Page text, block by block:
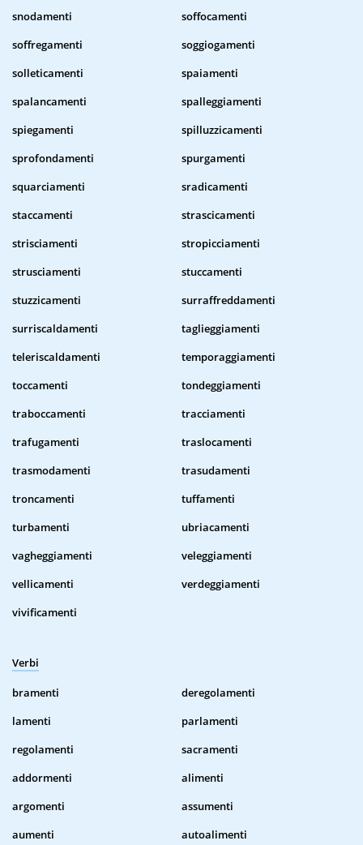
snodamenti
soffocamenti
soffregamenti
soggiogamenti
solleticamenti
spaiamenti
spalancamenti
spalleggiamenti
spiegamenti
spilluzzicamenti
sprofondamenti
spurgamenti
squarciamenti
sradicamenti
staccamenti
strascicamenti
strisciamenti
stropicciamenti
strusciamenti
stuccamenti
stuzzicamenti
surraffreddamenti
surriscaldamenti
taglieggiamenti
teleriscaldamenti
temporaggiamenti
toccamenti
tondeggiamenti
traboccamenti
tracciamenti
trafugamenti
traslocamenti
trasmodamenti
trasudamenti
troncamenti
tuffamenti
turbamenti
ubriacamenti
vagheggiamenti
veleggiamenti
vellicamenti
verdeggiamenti
vivificamenti
Verbi
bramenti
deregolamenti
lamenti
parlamenti
regolamenti
sacramenti
addormenti
alimenti
argomenti
assumenti
aumenti
autoalimenti